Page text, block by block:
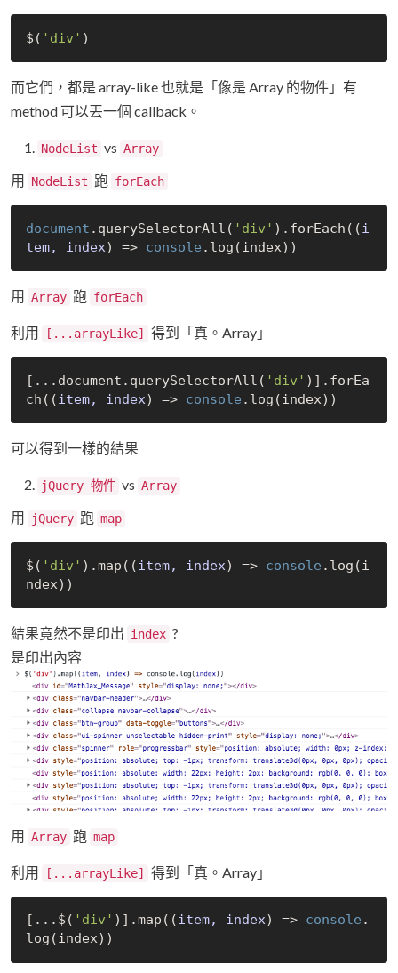
$( 'div'
而它們，都是 array-like 也就是「像是 Array 的物件」有
method 可以丟一個 callback。
NodeList vs Array
用 NodeList 跑 forEach
document .querySelectorAll( 'div' ).forEach( (i
tem, index) => console
用 Array 跑 forEach
利用 [...arrayLike] 得到「真。Array」
[...document.querySelectorAll( 'div' )].forEa
ch( (item, index) => console
可以得到一樣的結果
jQuery 物件 vs Array
用 jQuery 跑 map
$( 'div' ).map( (item, index) => console .log(i
結果竟然不是印出 index ?
是印出內容
用 Array 跑 map
利用 [...arrayLike] 得到「真。Array」
[...$( 'div' )].map( (item, index) => console .